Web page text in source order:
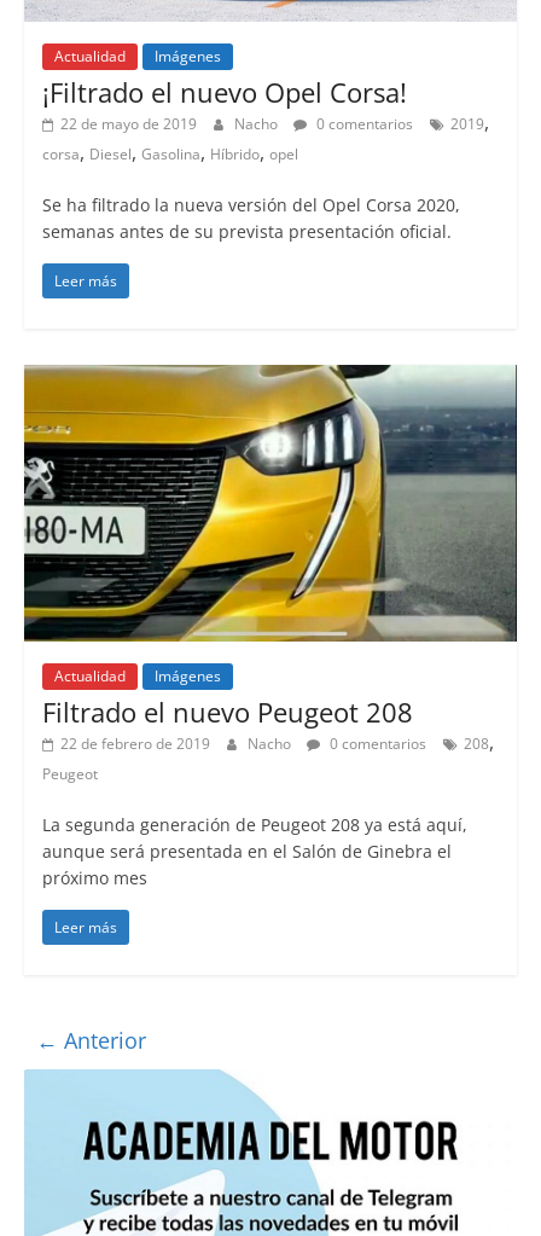
Actualidad Imágenes
¡Filtrado el nuevo Opel Corsa!
22 de mayo de 2019 Nacho 0 comentarios 2019,
corsa, Diesel, Gasolina, Híbrido, opel
Se ha filtrado la nueva versión del Opel Corsa 2020,
semanas antes de su prevista presentación oficial.
Leer más
Actualidad Imágenes
Filtrado el nuevo Peugeot 208
22 de febrero de 2019 Nacho 0 comentarios 208,
Peugeot
La segunda generación de Peugeot 208 ya está aquí,
aunque será presentada en el Salón de Ginebra el
próximo mes
Leer más
← Anterior